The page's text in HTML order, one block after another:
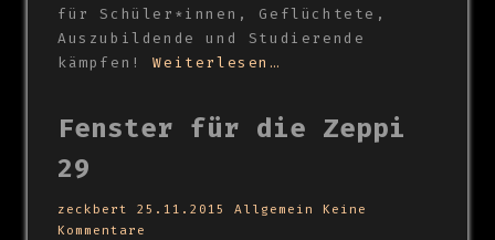
für Schüler*innen, Geflüchtete,
Auszubildende und Studierende
kämpfen!Weiterlesen…
Fenster für die Zeppi
29
zeckbert 25.11.2015 Allgemein
Keine
Kommentare